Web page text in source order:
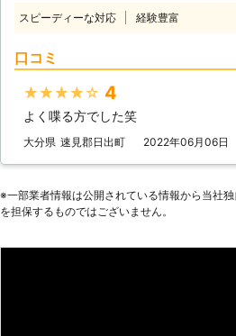
社クイッ
えて準備
のトラブ
らせるこ
努めさせ
電話をい
を何度も
駆けつけ
けられるよ
スピーディーな対応 経験豊富
口コミ
★★★★★ 4
よく喋る方でした笑
大分県 速見郡日出町 2022年06月06日
※⼀部業者情報は公開されている情報から当社
を担保するものではございません。